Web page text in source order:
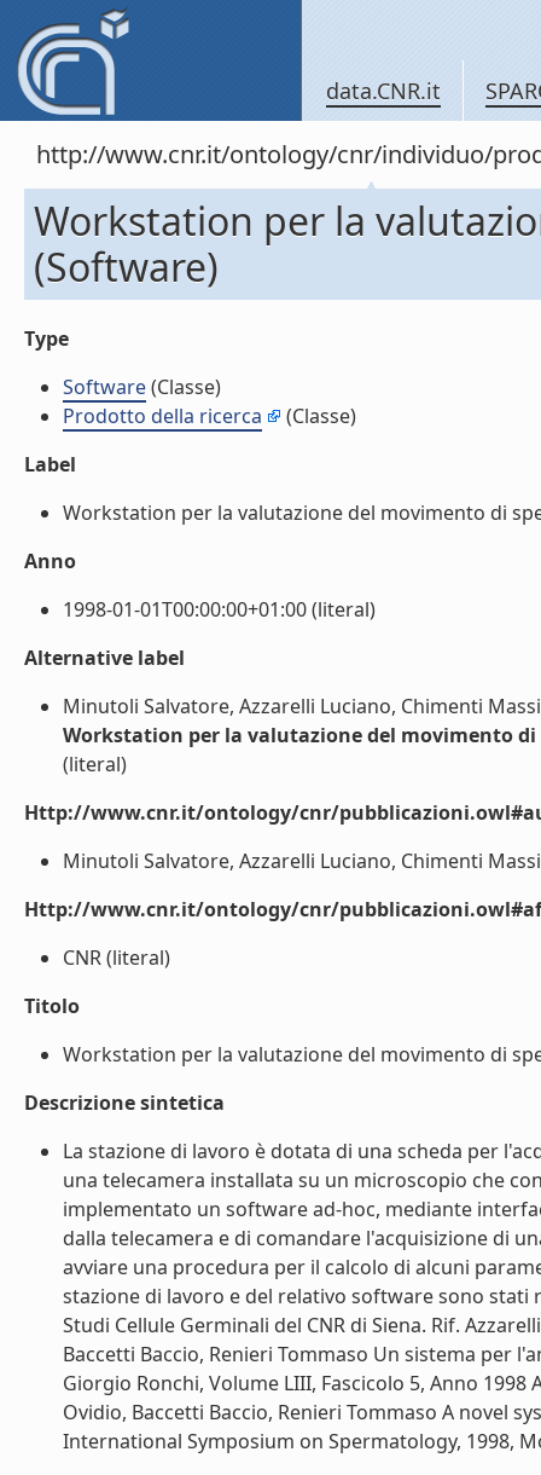
data.CNR.it
http://www.cnr.it/ontology/cnr/individuo/
Workstation per la
(Software)
Type
Software(Classe)
Prodotto della ricerca
(Classe)
Label
Workstation per la valutazione del movimento di
Anno
1998-01-01T00:00:00+01:00 (literal)
Alternative label
Minutoli Salvatore, Azzarelli Luciano, Chimenti
Workstation per la valutazione del movimento
(literal)
Http://www.cnr.it/ontology/cnr/
Minutoli Salvatore, Azzarelli Luciano, Chimenti
Http://www.cnr.it/ontology/cnr/
CNR (literal)
Titolo
Workstation per la valutazione del movimento di
Descrizione sintetica
La stazione di lavoro è dotata di una scheda per
una telecamera installata su un microscopio che
implementato un software ad-hoc, mediante
dalla telecamera e di comandare l'acquisizione di
avviare una procedura per il calcolo di alcuni
stazione di lavoro e del relativo software sono
Studi Cellule Germinali del CNR di Siena. Rif.
Baccetti Baccio, Renieri Tommaso Un sistema per
Giorgio Ronchi, Volume LIII, Fascicolo 5, Anno
Ovidio, Baccetti Baccio, Renieri Tommaso A novel
International Symposium on Spermatology, 1998,